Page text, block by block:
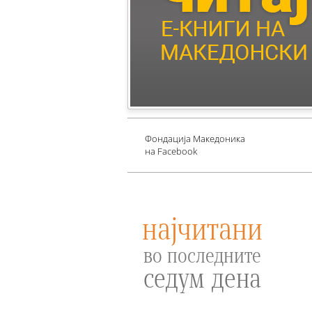
Children's Literature
Млади автори
Е-книги за едукација
против зависности и
Фондација Македоника
на Facebook
најчитани
во последните
седум дена